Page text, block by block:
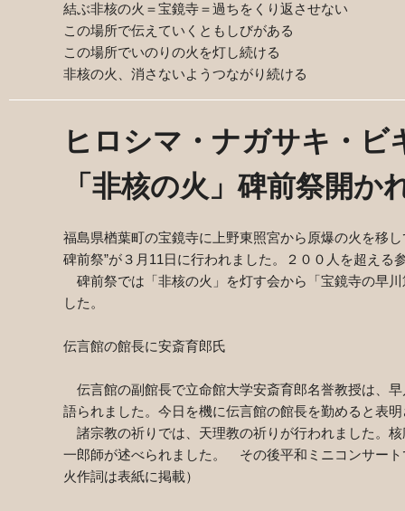
結ぶ非核の火＝宝鏡寺＝過ちをくり返させない
この場所で伝えていくともしびがある
この場所でいのりの火を灯し続ける
非核の火、消さないようつながり続ける
ヒロシマ・ナガサキ・
「非核の火」碑前祭開か
福島県楢葉町の宝鏡寺に上野東照宮から原爆の火を移
碑前祭”が３月 11日に行われました。２００人を超える
碑前祭では「非核の火」を灯す会から「宝鏡寺の早
した。
伝言館の館長に安斎育郎氏
伝言館の副館長で立命館大学安斎育郎名誉教授は、
語られました。今日を機に伝言館の館長を勤めると表
諸宗教の祈りでは、天理教の祈りが行われました。
一郎師が述べられました。 その後平和ミニコンサー
火作詞は表紙に掲載）